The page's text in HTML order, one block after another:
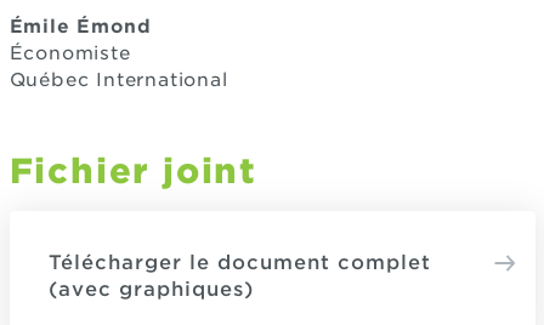
Émile Émond
Économiste
Québec International
Fichier joint
Télécharger le document complet
(avec graphiques)